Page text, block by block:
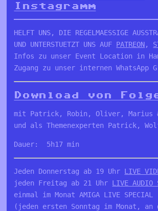
Instagramm
HELFT UNS, DIE REGELMAESSIGE
UND UNTERSTUETZT UNS AUF PATREON,
Infos zu unser Event Location in
Zugang zu unser internen
Download von
mit Patrick, Robin, Oliver, Marius
und als Themenexperten Patrick,
Dauer:  5h17 min
Jeden Donnerstag ab 19 Uhr LIVE
jeden Freitag ab 21 Uhr LIVE AUDIO
einmal im Monat AMIGA LIVE SPECIAL
(jeden ersten Sonntag im Monat, an